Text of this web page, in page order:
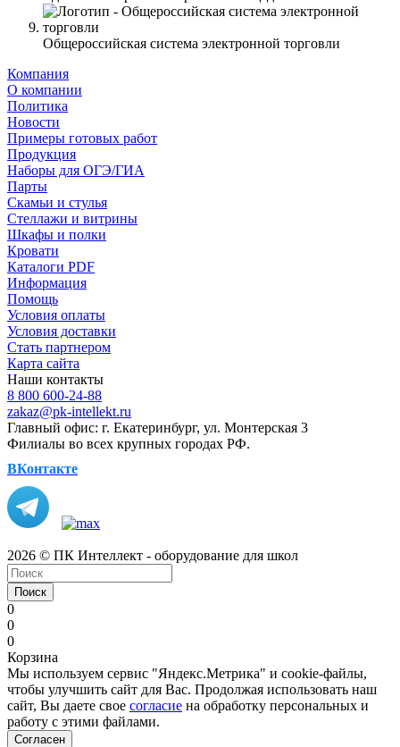
Общероссийская система электронной торговли
Компания
О компании
Политика
Новости
Примеры готовых работ
Продукция
Наборы для ОГЭ/ГИА
Парты
Скамьи и стулья
Стеллажи и витрины
Шкафы и полки
Кровати
Каталоги PDF
Информация
Помощь
Условия оплаты
Условия доставки
Стать партнером
Карта сайта
Наши контакты
8 800 600-24-88
zakaz@pk-intellekt.ru
Главный офис: г. Екатеринбург, ул. Монтерская 3
Филиалы во всех крупных городах РФ.
ВКонтакте
2026 © ПК Интеллект - оборудование для школ
Поиск
0
0
0
Корзина
Мы используем сервис "Яндекс.Метрика" и cookie-файлы,
чтобы улучшить сайт для Вас. Продолжая использовать наш
сайт, Вы даете свое согласие на обработку персональных и
работу с этими файлами.
Согласен